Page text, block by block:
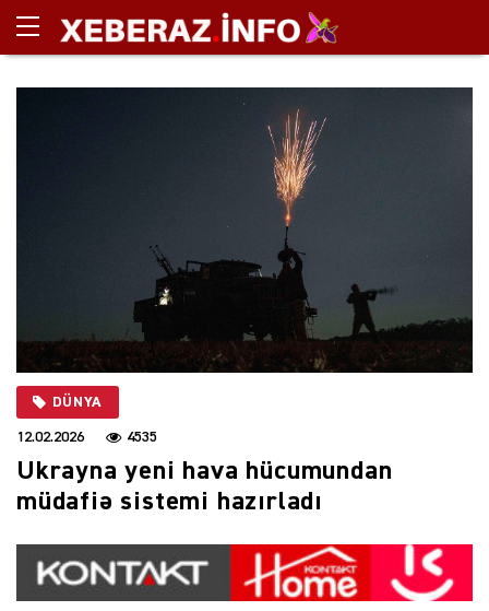
DÜNYA
12.02.2026 4535
Ukrayna yeni hava hücumundan
müdafiə sistemi hazırladı